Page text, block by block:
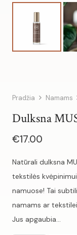
Pradžia Namams
Dulksna
€17.00
Natūrali dulksna
tekstilės
namuose! Tai
namams ar
Jus apgaubia…